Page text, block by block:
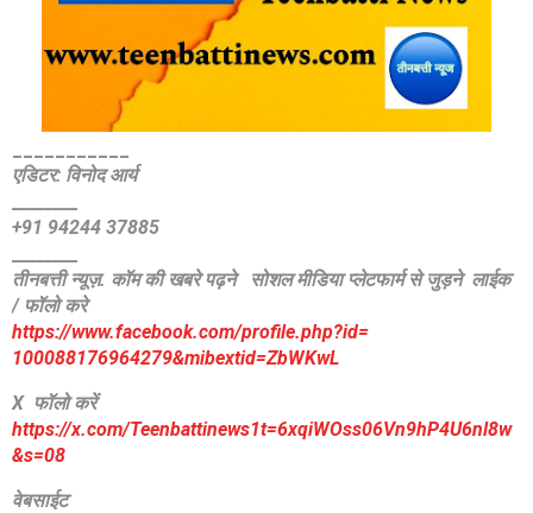
एडिटर: विनोद आर्य
+91 94244 37885
तीनबत्ती न्यूज़. कॉम की खबरे पढ़नेसोशल मीडिया प्लेटफार्म से जुड़ने लाईक
/ फॉलो करे
https://www.facebook.com/profile.php?id=
100088176964279&mibextid=ZbWKwL
X फॉलो करें
https://x.com/Teenbattinews1t=6xqiWOss06Vn9hP4U6nl8w
&s=08
वेबसाईट